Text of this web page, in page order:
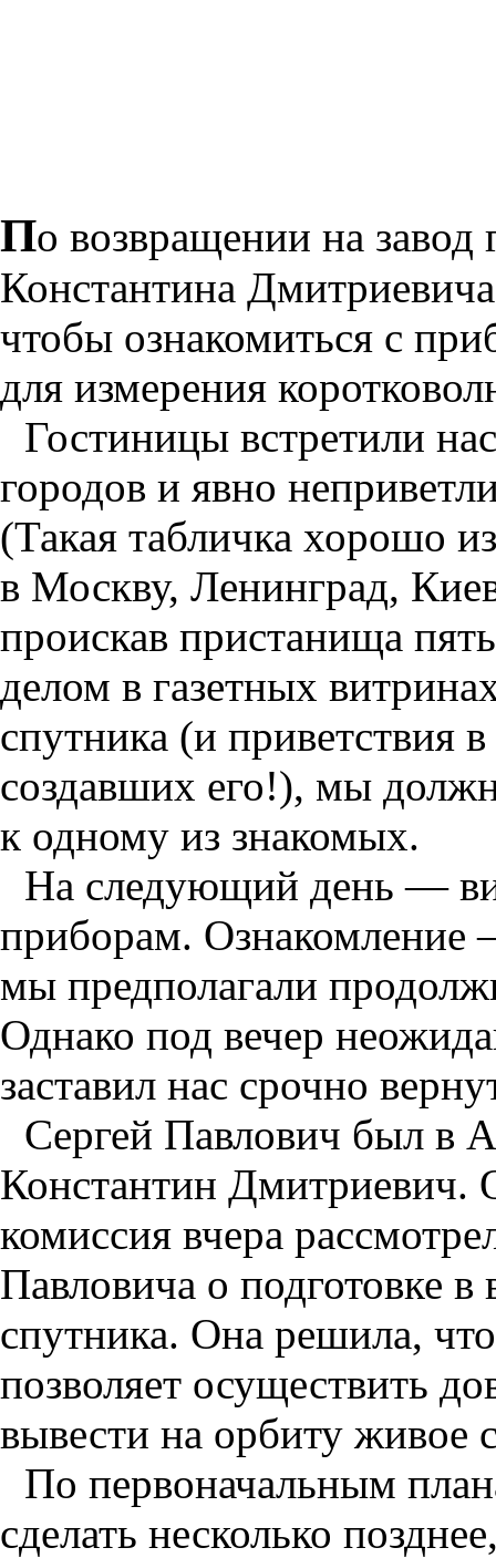
По возвращении на
Константина
чтобы ознакомиться с
для измерения
Гостиницы встретили
городов и явно
(Такая табличка хорошо
в Москву, Ленинград,
проискав пристанища
делом в газетных
спутника (и приветствия
создавших его!), мы
к одному из знакомых.
На следующий день —
приборам. Ознакомление
мы предполагали
Однако под вечер
заставил нас срочно
Сергей Павлович был в
Константин Дмитриевич.
комиссия вчера
Павловича о подготовке в
спутника. Она решила,
позволяет осуществить
вывести на орбиту живое
По первоначальным
сделать несколько